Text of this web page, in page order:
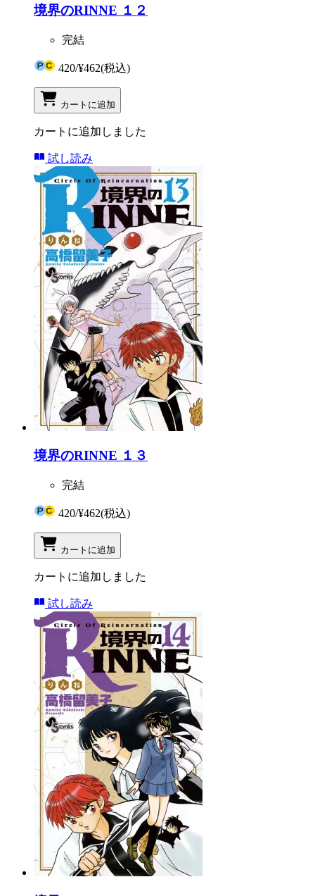
境界のRINNE １２
完結
420/¥462(税込)
カートに追加
カートに追加しました
試し読み
境界のRINNE １３
完結
420/¥462(税込)
カートに追加
カートに追加しました
試し読み